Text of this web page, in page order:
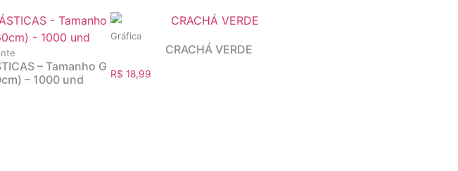
– Tamanho G
– 1000 und
Gráfica
CRACHÁ VERDE
R$ 18,99